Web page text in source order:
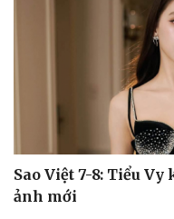
Sao Việt 7-8: Tiểu
ảnh mới